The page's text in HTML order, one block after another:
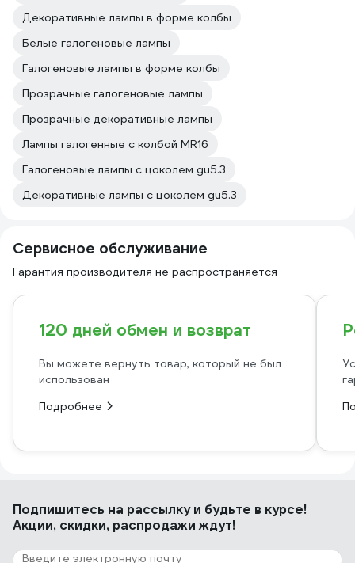
Декоративные лампы в форме колбы
Белые галогеновые лампы
Галогеновые лампы в форме колбы
Прозрачные галогеновые лампы
Прозрачные декоративные лампы
Лампы галогенные с колбой MR16
Галогеновые лампы с цоколем gu5.3
Декоративные лампы с цоколем gu5.3
Сервисное обслуживание
Гарантия производителя не распространяется
120 дней обмен и возврат
Вы можете вернуть товар, который не был
использован
Подробнее
Подпишитесь на рассылкуи будьте в курсе!
Акции, скидки, распродажи ждут!